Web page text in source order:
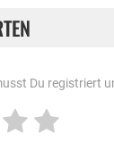
Du registriert